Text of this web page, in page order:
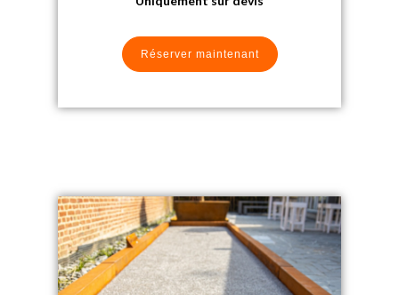
Réserver maintenant